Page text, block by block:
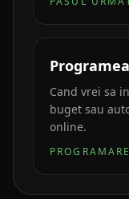
Cand vrei sa
buget sau
online.
PROGRAMARE